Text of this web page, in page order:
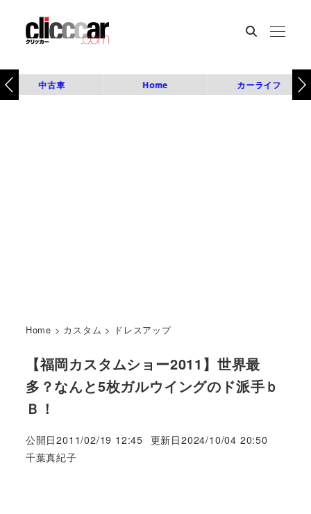
中古車 Home カーライフ
Home > カスタム > ドレスアップ
【福岡カスタムショー2011】世界最
多？なんと5枚ガルウイングのド派手ｂ
Ｂ！
公開日2011/02/19 12:45 更新日2024/10/04 20:50
著
千葉真紀子